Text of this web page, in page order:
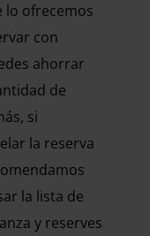
lo ofrecemos
con
ahorrar
de
si
la reserva
la lista de
y reserves